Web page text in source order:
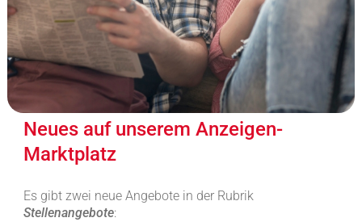
Neues auf unserem Anzeigen-
Marktplatz
Es gibt zwei neue Angebote in der Rubrik
Stellenangebote: